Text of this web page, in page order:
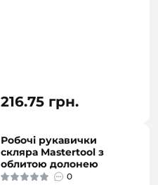
216.75 грн.
Робочі рукавички
скляра Mastertool з
облитою долонею
0